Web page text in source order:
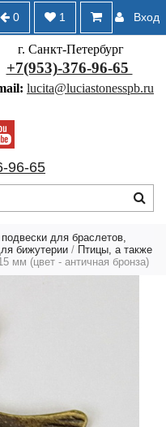
Вход
1
0
г. Санкт-Петербург
+7(953)-376-96-65
lucita@luciastonesspb.ru
96-65
для браслетов,
бижутерии / Птицы, а также
мм (цвет - античная бронза)